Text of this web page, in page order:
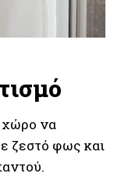
χώρο να
ζεστό φως και